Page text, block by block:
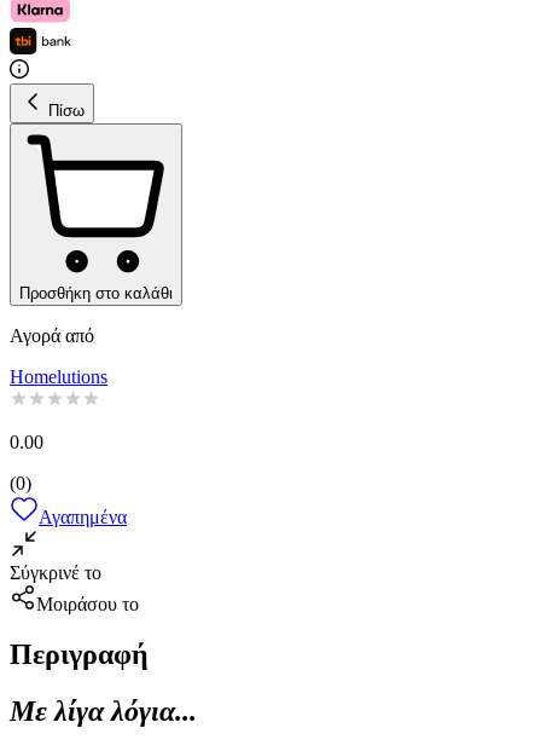
Πίσω
Προσθήκη στο καλάθι
Αγορά από
Homelutions
0.00
(0)
Αγαπημένα
Σύγκρινέ το
Μοιράσου το
Περιγραφή
Με λίγα λόγια...